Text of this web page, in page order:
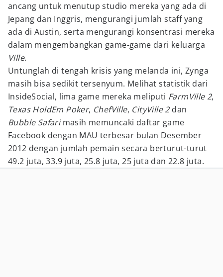
ancang untuk menutup studio mereka yang ada di
Jepang dan Inggris, mengurangi jumlah staff yang
ada di Austin, serta mengurangi konsentrasi mereka
dalam mengembangkan game-game dari keluarga
Ville.
Untunglah di tengah krisis yang melanda ini, Zynga
masih bisa sedikit tersenyum. Melihat statistik dari
InsideSocial, lima game mereka meliputi FarmVille 2,
Texas HoldEm Poker, ChefVille, CityVille 2dan
Bubble Safarimasih memuncaki daftar game
Facebook dengan MAU terbesar bulan Desember
2012 dengan jumlah pemain secara berturut-turut
49.2 juta, 33.9 juta, 25.8 juta, 25 juta dan 22.8 juta.